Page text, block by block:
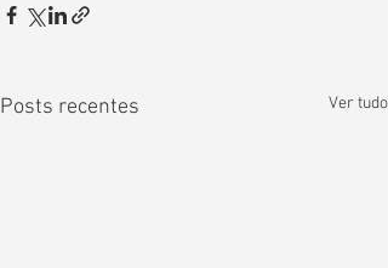
Posts recentes Ver tudo